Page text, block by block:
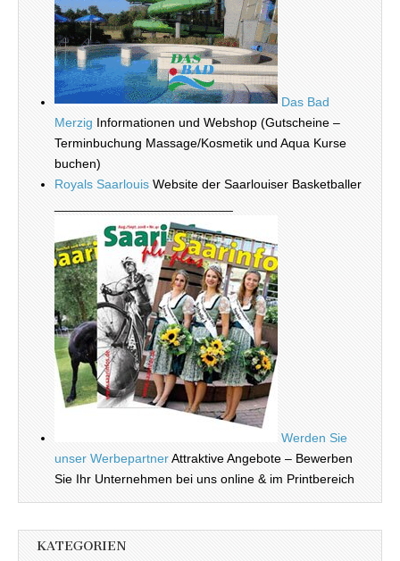
Das Bad
Merzig Informationen und Webshop (Gutscheine –
Terminbuchung Massage/Kosmetik und Aqua Kurse
buchen)
Royals Saarlouis Website der Saarlouiser Basketballer
Werden Sie
unser WerbepartnerAttraktive Angebote – Bewerben
Sie Ihr Unternehmen bei uns online & im Printbereich
KATEGORIEN